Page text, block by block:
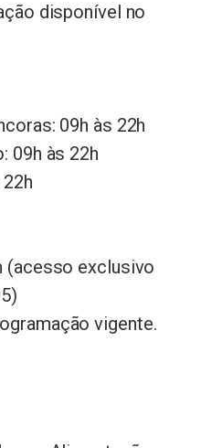
disponível no
09h às 22h
09h às 22h
(acesso exclusivo
vigente.